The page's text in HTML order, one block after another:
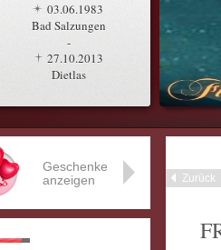
03.06.1983
Bad Salzungen
-
27.10.2013
Dietlas
Zurück
Geschenke
anzeigen